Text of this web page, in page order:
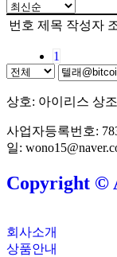
번호 제목 작성자
1
상호: 아이리스 상조
사업자등록번호:
일:
Copyright ©
회사소개
상품안내